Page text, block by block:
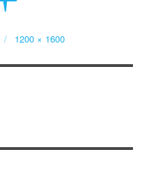
Volle
1200 × 1600